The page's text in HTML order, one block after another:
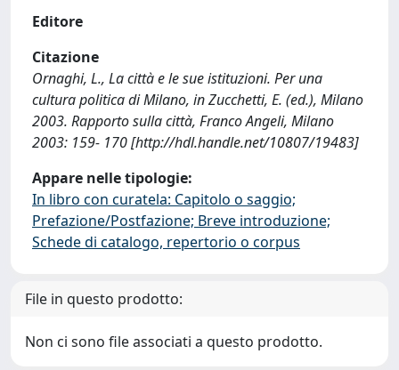
Editore
Citazione
Ornaghi, L., La città e le sue istituzioni. Per una
cultura politica di Milano, in Zucchetti, E. (ed.), Milano
2003. Rapporto sulla città, Franco Angeli, Milano
2003: 159- 170 [http://hdl.handle.net/10807/19483]
Appare nelle tipologie:
In libro con curatela: Capitolo o saggio;
Prefazione/Postfazione; Breve introduzione;
Schede di catalogo, repertorio o corpus
File in questo prodotto:
Non ci sono file associati a questo prodotto.